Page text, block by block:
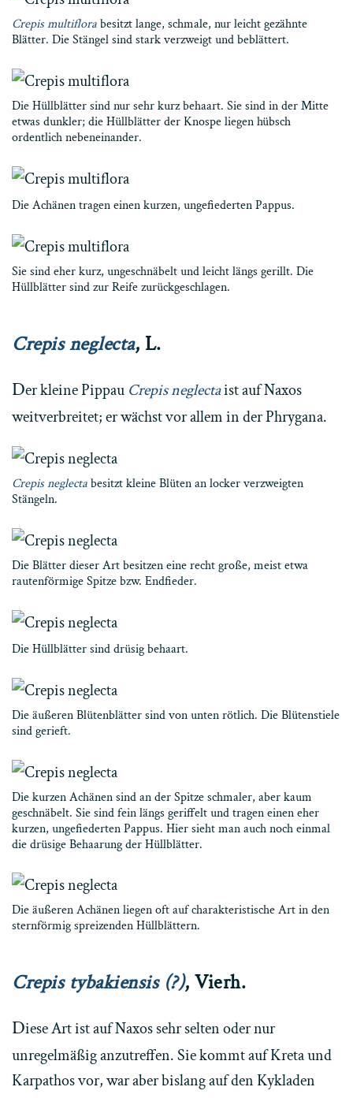
Crepis multiflorabesitzt lange, schmale, nur leicht gezähnte
Blätter. Die Stängel sind stark verzweigt und beblättert.
Die Hüllblätter sind nur sehr kurz behaart. Sie sind in der Mitte
etwas dunkler; die Hüllblätter der Knospe liegen hübsch
ordentlich nebeneinander.
Die Achänen tragen einen kurzen, ungefiederten Pappus.
Sie sind eher kurz, ungeschnäbelt und leicht längs gerillt. Die
Hüllblätter sind zur Reife zurückgeschlagen.
Crepis neglecta, L.
Der kleine Pippau Crepis neglectaist auf Naxos
weitverbreitet; er wächst vor allem in der Phrygana.
Crepis neglectabesitzt kleine Blüten an locker verzweigten
Stängeln.
Die Blätter dieser Art besitzen eine recht große, meist etwa
rautenförmige Spitze bzw. Endfieder.
Die Hüllblätter sind drüsig behaart.
Die äußeren Blütenblätter sind von unten rötlich. Die Blütenstiele
sind gerieft.
Die kurzen Achänen sind an der Spitze schmaler, aber kaum
geschnäbelt. Sie sind fein längs geriffelt und tragen einen eher
kurzen, ungefiederten Pappus. Hier sieht man auch noch einmal
die drüsige Behaarung der Hüllblätter.
Die äußeren Achänen liegen oft auf charakteristische Art in den
sternförmig spreizenden Hüllblättern.
Crepis tybakiensis (?), Vierh.
Diese Art ist auf Naxos sehr selten oder nur
unregelmäßig anzutreffen. Sie kommt auf Kreta und
Karpathos vor, war aber bislang auf den Kykladen